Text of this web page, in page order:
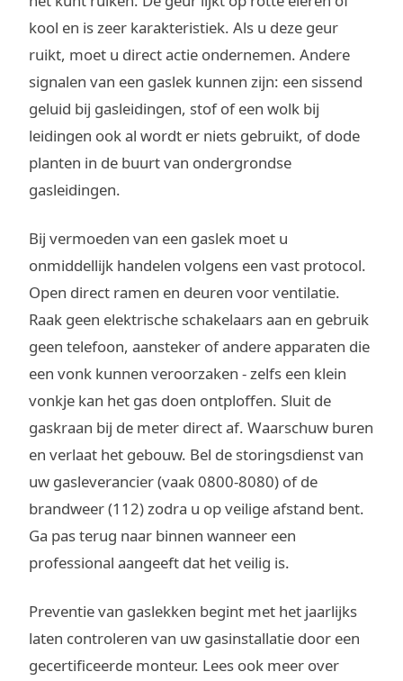
kool en is zeer karakteristiek. Als u deze geur
ruikt, moet u direct actie ondernemen. Andere
signalen van een gaslek kunnen zijn: een sissend
geluid bij gasleidingen, stof of een wolk bij
leidingen ook al wordt er niets gebruikt, of dode
planten in de buurt van ondergrondse
gasleidingen.
Bij vermoeden van een gaslek moet u
onmiddellijk handelen volgens een vast protocol.
Open direct ramen en deuren voor ventilatie.
Raak geen elektrische schakelaars aan en gebruik
geen telefoon, aansteker of andere apparaten die
een vonk kunnen veroorzaken - zelfs een klein
vonkje kan het gas doen ontploffen. Sluit de
gaskraan bij de meter direct af. Waarschuw buren
en verlaat het gebouw. Bel de storingsdienst van
uw gasleverancier (vaak 0800-8080) of de
brandweer (112) zodra u op veilige afstand bent.
Ga pas terug naar binnen wanneer een
professional aangeeft dat het veilig is.
Preventie van gaslekken begint met het jaarlijks
laten controleren van uw gasinstallatie door een
gecertificeerde monteur. Lees ook meer over